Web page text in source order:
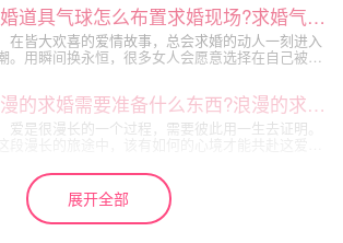
求婚道具气球怎么布置求婚现场?求婚气球布置图片推荐
皆大欢喜的爱情故事，总会求婚的动人一刻进入
。用瞬间换永恒，很多女人会愿意选择在自己被求
道具气球怎么布置求婚现场呢?我们来了解下吧!浪漫的求婚需要准备什么东西?浪漫的求婚道具礼物
是很漫长的一个过程，需要彼此用一生去证明。
的岁月中，彼此包容，耐心等待，将爱分段打包，便
收获一生的幸福甜蜜。那么，浪漫的求婚需要准备什
东西呢?下面就来看看吧!
婚道具气球怎么布置浪漫?利用气球来求婚，是现
求婚方式中很常见的一种。虽然气球的价格很低廉，
展开全部